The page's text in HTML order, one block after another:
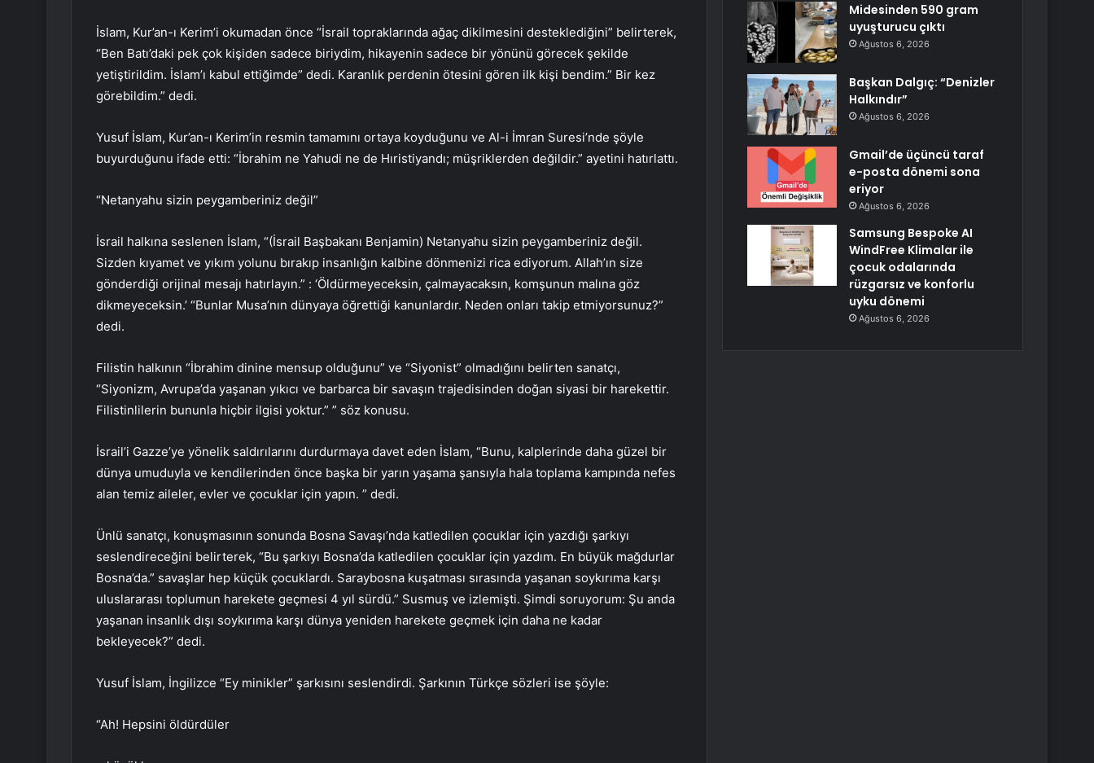
İslam, Kur’an-ı Kerim’i okumadan önce “İsrail topraklarında ağaç dikilmesini desteklediğini” belirterek,
“Ben Batı’daki pek çok kişiden sadece biriydim, hikayenin sadece bir yönünü görecek şekilde
yetiştirildim. İslam’ı kabul ettiğimde” dedi. Karanlık perdenin ötesini gören ilk kişi bendim.” Bir kez
görebildim.” dedi.
Yusuf İslam, Kur’an-ı Kerim’in resmin tamamını ortaya koyduğunu ve Al-i İmran Suresi’nde şöyle
buyurduğunu ifade etti: “İbrahim ne Yahudi ne de Hıristiyandı; müşriklerden değildir.” ayetini hatırlattı.
“Netanyahu sizin peygamberiniz değil”
İsrail halkına seslenen İslam, “(İsrail Başbakanı Benjamin) Netanyahu sizin peygamberiniz değil.
Sizden kıyamet ve yıkım yolunu bırakıp insanlığın kalbine dönmenizi rica ediyorum. Allah’ın size
gönderdiği orijinal mesajı hatırlayın.” : ‘Öldürmeyeceksin, çalmayacaksın, komşunun malına göz
dikmeyeceksin.’ “Bunlar Musa’nın dünyaya öğrettiği kanunlardır. Neden onları takip etmiyorsunuz?”
dedi.
Filistin halkının “İbrahim dinine mensup olduğunu” ve “Siyonist” olmadığını belirten sanatçı,
“Siyonizm, Avrupa’da yaşanan yıkıcı ve barbarca bir savaşın trajedisinden doğan siyasi bir harekettir.
Filistinlilerin bununla hiçbir ilgisi yoktur.” ” söz konusu.
İsrail’i Gazze’ye yönelik saldırılarını durdurmaya davet eden İslam, “Bunu, kalplerinde daha güzel bir
dünya umuduyla ve kendilerinden önce başka bir yarın yaşama şansıyla hala toplama kampında nefes
alan temiz aileler, evler ve çocuklar için yapın. ” dedi.
Ünlü sanatçı, konuşmasının sonunda Bosna Savaşı’nda katledilen çocuklar için yazdığı şarkıyı
seslendireceğini belirterek, “Bu şarkıyı Bosna’da katledilen çocuklar için yazdım. En büyük mağdurlar
Bosna’da.” savaşlar hep küçük çocuklardı. Saraybosna kuşatması sırasında yaşanan soykırıma karşı
uluslararası toplumun harekete geçmesi 4 yıl sürdü.” Susmuş ve izlemişti. Şimdi soruyorum: Şu anda
yaşanan insanlık dışı soykırıma karşı dünya yeniden harekete geçmek için daha ne kadar
bekleyecek?” dedi.
Yusuf İslam, İngilizce “Ey minikler” şarkısını seslendirdi. Şarkının Türkçe sözleri ise şöyle:
“Ah! Hepsini öldürdüler
Midesinden 590 gram
uyuşturucu çıktı
Ağustos 6, 2026
Başkan Dalgıç: “Denizler
Halkındır”
Ağustos 6, 2026
Gmail’de üçüncü taraf
e-posta dönemi sona
eriyor
Ağustos 6, 2026
Samsung Bespoke AI
WindFree Klimalar ile
çocuk odalarında
rüzgarsız ve konforlu
uyku dönemi
Ağustos 6, 2026